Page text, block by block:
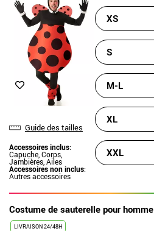
Guide des tailles
Accessoires inclus:
Capuche, Corps,
Jambières, Ailes
Accessoires non inclus:
Autres accessoires
XS
S
M-L
XL
XXL
Costume de sauterelle pour homme
LIVRAISON 24/48H